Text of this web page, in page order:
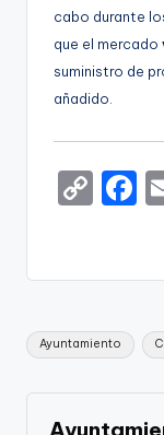
cabo durante
que el mercado
suministro de
añadido.
C
y
Li
n
k
F
e
b
o
o
Etiquetas:
Ayuntamiento